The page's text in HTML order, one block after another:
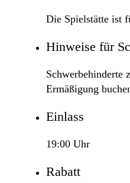
Die Spielstätte ist
Hinweise für
Schwerbehinderte
Ermäßigung
Einlass
19:00 Uhr
Rabatt